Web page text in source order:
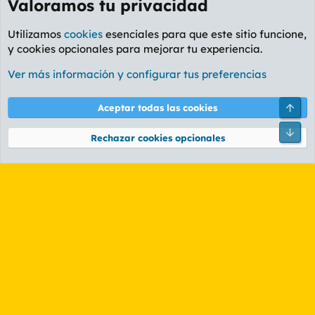
Foro Política
Cookies
PL OLDSTYLE AMARILLO
Términos y reglas Política de privacidad Ayuda
Community platform by XenForo® © 2010-2026 XenForo Ltd.
Valoramos tu privacidad
Utilizamos cookies esenciales para que este sitio funcione,
y cookies opcionales para mejorar tu experiencia.
Ver más información y configurar tus preferencias
Aceptar todas las cookies
Rechazar cookies opcionales
Pie